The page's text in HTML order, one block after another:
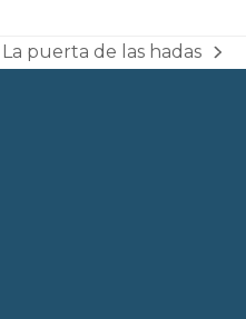
next
La puerta de las hadas